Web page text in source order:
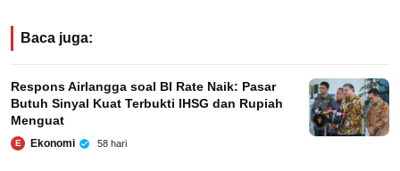
Baca juga:
Respons Airlangga soal BI Rate Naik: Pasar
Butuh Sinyal Kuat Terbukti IHSG dan Rupiah
Menguat
E Ekonomi 58 hari